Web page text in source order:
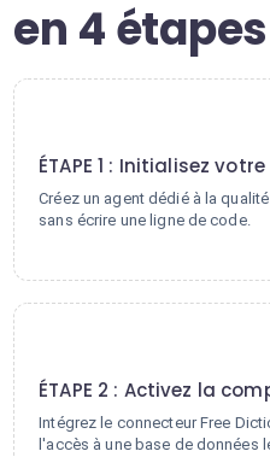
en 4 étapes
ÉTAPE 1 : Initialisez
Créez un agent dédié à la
sans écrire une ligne de code.
ÉTAPE 2 : Activez la
Intégrez le connecteur Free
l'accès à une base de données